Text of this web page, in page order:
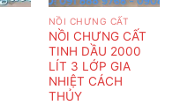
NỒI CHƯNG CẤT
NỒI CHƯNG CẤT
TINH DẦU 2000
LÍT 3 LỚP GIA
NHIỆT CÁCH
THỦY